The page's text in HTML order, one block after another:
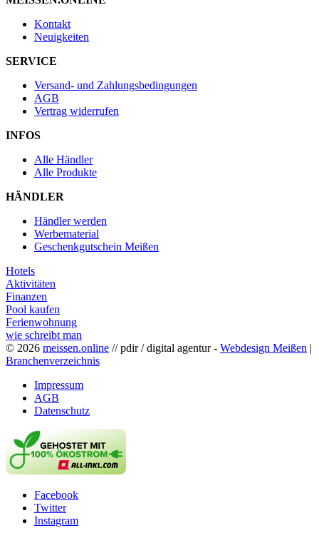
Kontakt
Neuigkeiten
SERVICE
Versand- und Zahlungsbedingungen
AGB
Vertrag widerrufen
INFOS
Alle Händler
Alle Produkte
HÄNDLER
Händler werden
Werbematerial
Geschenkgutschein Meißen
Hotels
Aktivitäten
Finanzen
Pool kaufen
Ferienwohnung
wie schreibt man
© 2026 meissen.online // pdir / digital agentur - Webdesign Meißen |
Branchenverzeichnis
Impressum
AGB
Datenschutz
Facebook
Twitter
Instagram